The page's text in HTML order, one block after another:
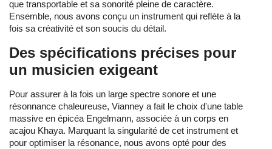
que transportable et sa sonorité pleine de caractère.
Ensemble, nous avons conçu un instrument qui reflète à la
fois sa créativité et son soucis du détail.
Des spécifications précises pour
un musicien exigeant
Pour assurer à la fois un large spectre sonore et une
résonnance chaleureuse, Vianney a fait le choix d'une table
massive en épicéa Engelmann, associée à un corps en
acajou Khaya. Marquant la singularité de cet instrument et
pour optimiser la résonance, nous avons opté pour des